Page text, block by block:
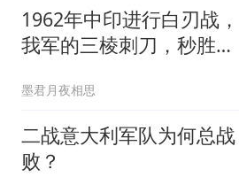
1962年中印进行白刃战，
我军的三棱刺刀，秒胜印
墨君月夜相思
二战意大利军队为何总战
败？